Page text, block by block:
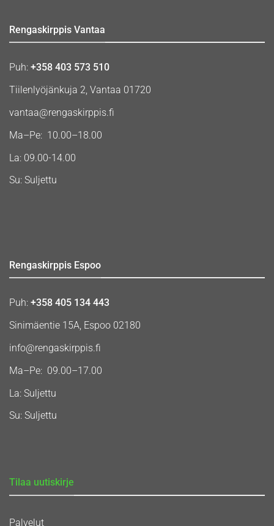
Rengaskirppis Vantaa
Puh: +358 403 573 510
Tiilenlyöjänkuja 2, Vantaa 01720
vantaa@rengaskirppis.fi
Ma–Pe: 10.00–18.00
La: 09.00-14.00
Su: Suljettu
Rengaskirppis Espoo
Puh: +358 405 134 443
Sinimäentie 15A, Espoo 02180
info@rengaskirppis.fi
Ma–Pe: 09.00–17.00
La: Suljettu
Su: Suljettu
Tilaa uutiskirje
Palvelut